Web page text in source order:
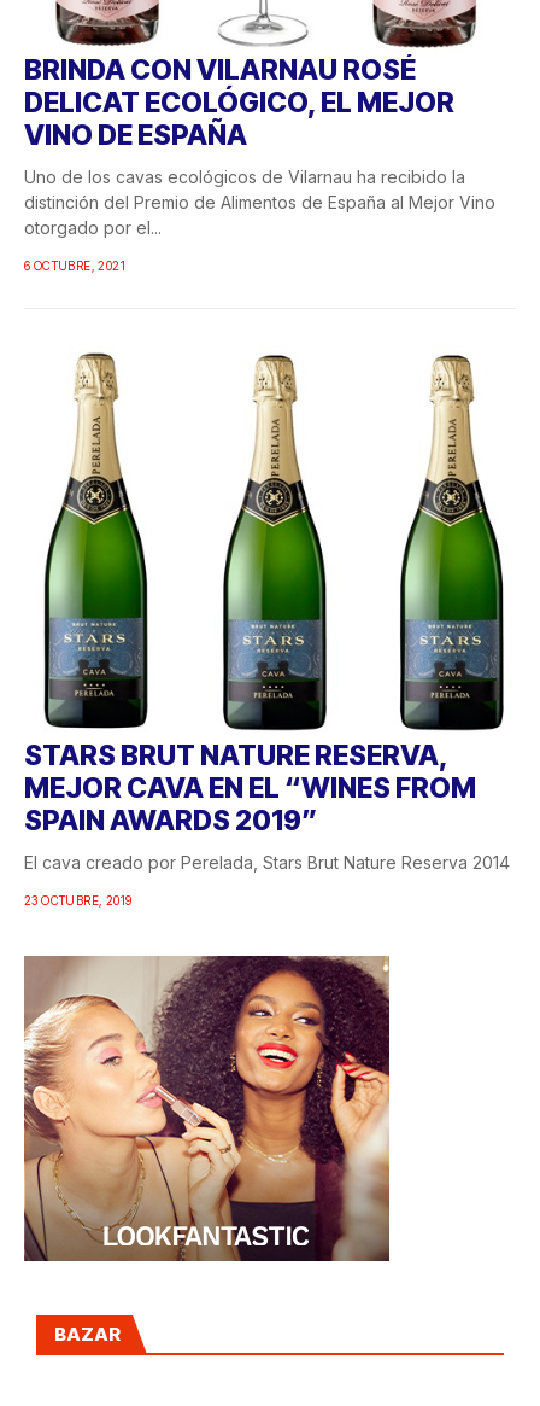
BRINDA CON VILARNAU ROSÉ
DELICAT ECOLÓGICO, EL MEJOR
VINO DE ESPAÑA
Uno de los cavas ecológicos de Vilarnau ha recibido la
distinción del Premio de Alimentos de España al Mejor Vino
otorgado por el...
6 OCTUBRE, 2021
STARS BRUT NATURE RESERVA,
MEJOR CAVA EN EL “WINES FROM
SPAIN AWARDS 2019”
El cava creado por Perelada, Stars Brut Nature Reserva 2014
23 OCTUBRE, 2019
BAZAR